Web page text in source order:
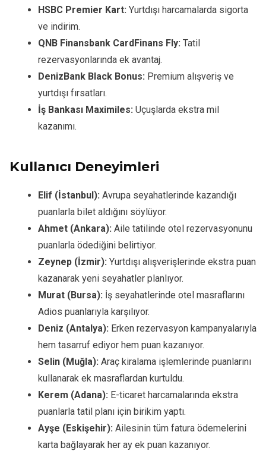
HSBC Premier Kart: Yurtdışı harcamalarda sigorta
ve indirim.
QNB Finansbank CardFinans Fly: Tatil
rezervasyonlarında ek avantaj.
DenizBank Black Bonus: Premium alışveriş ve
yurtdışı fırsatları.
İş Bankası Maximiles: Uçuşlarda ekstra mil
kazanımı.
Kullanıcı Deneyimleri
Elif (İstanbul): Avrupa seyahatlerinde kazandığı
puanlarla bilet aldığını söylüyor.
Ahmet (Ankara): Aile tatilinde otel rezervasyonunu
puanlarla ödediğini belirtiyor.
Zeynep (İzmir): Yurtdışı alışverişlerinde ekstra puan
kazanarak yeni seyahatler planlıyor.
Murat (Bursa): İş seyahatlerinde otel masraflarını
Adios puanlarıyla karşılıyor.
Deniz (Antalya): Erken rezervasyon kampanyalarıyla
hem tasarruf ediyor hem puan kazanıyor.
Selin (Muğla): Araç kiralama işlemlerinde puanlarını
kullanarak ek masraflardan kurtuldu.
Kerem (Adana): E-ticaret harcamalarında ekstra
puanlarla tatil planı için birikim yaptı.
Ayşe (Eskişehir): Ailesinin tüm fatura ödemelerini
karta bağlayarak her ay ek puan kazanıyor.